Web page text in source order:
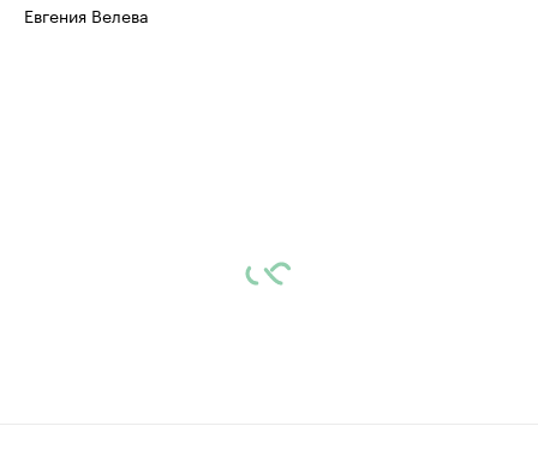
Евгения Велева